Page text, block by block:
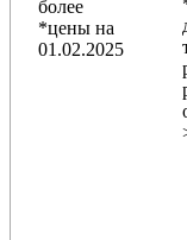
более
*цены на
01.02.2025